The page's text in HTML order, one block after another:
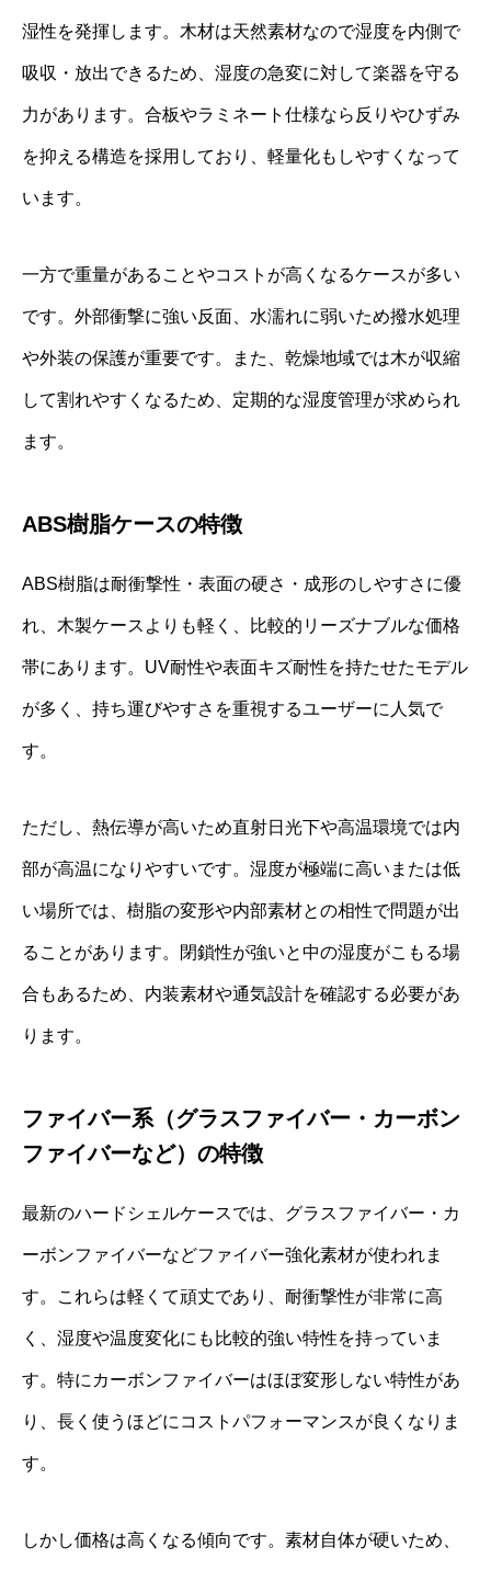
湿性を発揮します。木材は天然素材なので湿度を内側で
吸収・放出できるため、湿度の急変に対して楽器を守る
力があります。合板やラミネート仕様なら反りやひずみ
を抑える構造を採用しており、軽量化もしやすくなって
います。
一方で重量があることやコストが高くなるケースが多い
です。外部衝撃に強い反面、水濡れに弱いため撥水処理
や外装の保護が重要です。また、乾燥地域では木が収縮
して割れやすくなるため、定期的な湿度管理が求められ
ます。
ABS樹脂ケースの特徴
ABS樹脂は耐衝撃性・表面の硬さ・成形のしやすさに優
れ、木製ケースよりも軽く、比較的リーズナブルな価格
帯にあります。UV耐性や表面キズ耐性を持たせたモデル
が多く、持ち運びやすさを重視するユーザーに人気で
す。
ただし、熱伝導が高いため直射日光下や高温環境では内
部が高温になりやすいです。湿度が極端に高いまたは低
い場所では、樹脂の変形や内部素材との相性で問題が出
ることがあります。閉鎖性が強いと中の湿度がこもる場
合もあるため、内装素材や通気設計を確認する必要があ
ります。
ファイバー系（グラスファイバー・カーボン
ファイバーなど）の特徴
最新のハードシェルケースでは、グラスファイバー・カ
ーボンファイバーなどファイバー強化素材が使われま
す。これらは軽くて頑丈であり、耐衝撃性が非常に高
く、湿度や温度変化にも比較的強い特性を持っていま
す。特にカーボンファイバーはほぼ変形しない特性があ
り、長く使うほどにコストパフォーマンスが良くなりま
す。
しかし価格は高くなる傾向です。素材自体が硬いため、